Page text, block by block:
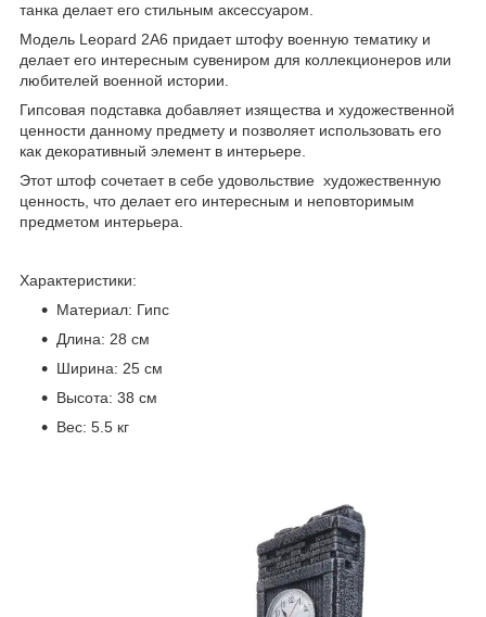
танка делает его стильным аксессуаром.
Модель Leopard 2A6 придает штофу военную тематику и
делает его интересным сувениром для коллекционеров или
любителей военной истории.
Гипсовая подставка добавляет изящества и художественной
ценности данному предмету и позволяет использовать его
как декоративный элемент в интерьере.
Этот штоф сочетает в себе удовольствие художественную
ценность, что делает его интересным и неповторимым
предметом интерьера.
Характеристики:
Материал: Гипс
Длина: 28 см
Ширина: 25 см
Высота: 38 см
Вес: 5.5 кг